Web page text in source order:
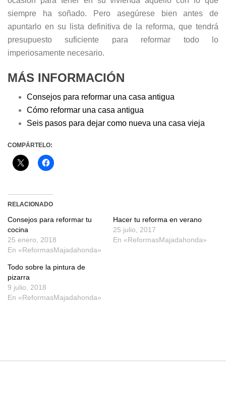
siempre ha soñado. Pero asegúrese bien antes de
apuntarlo en su lista definitiva de la reforma, que tendrá
presupuesto suficiente para reformar todo lo
imperiosamente necesario.
MÁS INFORMACIÓN
Consejos para reformar una casa antigua
Cómo reformar una casa antigua
Seis pasos para dejar como nueva una casa vieja
COMPÁRTELO:
RELACIONADO
Consejos para reformar tu
cocina
25 enero, 2018
En «ReformasMajadahonda»
Hacer tu reforma en verano
25 julio, 2017
En «ReformasMajadahonda»
Todo sobre la pintura de
pizarra
9 julio, 2018
En «ReformasMajadahonda»